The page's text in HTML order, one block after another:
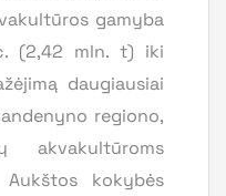
gamyba
(2,42 mln. t) iki
daugiausiai
regiono,
akvakultūroms
Aukštos kokybės